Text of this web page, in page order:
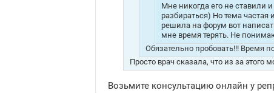
Мне никогда его не ставили
разбираться) Но тема частая
решила на форум вот
мне время терять. Не
Обязательно пробовать!!! Время
Просто врач сказала, что из за
Возьмите консультацию онлайн у